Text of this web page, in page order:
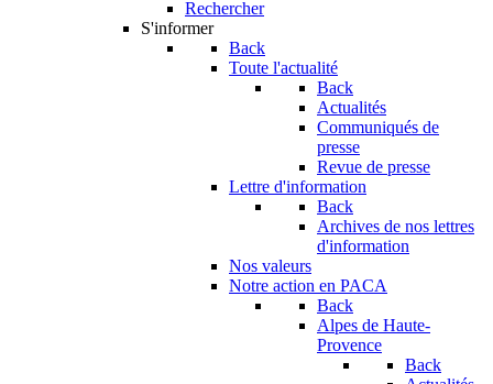
Rechercher
S'informer
Back
Toute l'actualité
Back
Actualités
Communiqués de
presse
Revue de presse
Lettre d'information
Back
Archives de nos lettres
d'information
Nos valeurs
Notre action en PACA
Back
Alpes de Haute-
Provence
Back